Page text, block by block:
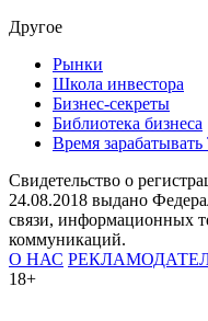
Другое
Рынки
Школа инвестора
Бизнес-секреты
Библиотека бизнеса
Время
Свидетельство о
24.08.2018 выдано
связи, информационных
коммуникаций.
О НАС
18+